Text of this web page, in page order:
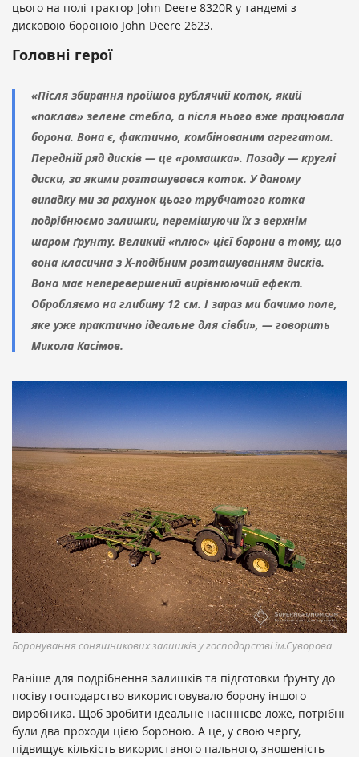
цього на полі трактор John Deere 8320R у тандемі з
дисковою бороною John Deere 2623.
Головні герої
«Після збирання пройшов рублячий коток, який
«поклав» зелене стебло, а після нього вже працювала
борона. Вона є, фактично, комбінованим агрегатом.
Передній ряд дисків — це «ромашка». Позаду — круглі
диски, за якими розташувався коток. У даному
випадку ми за рахунок цього трубчатого котка
подрібнюємо залишки, перемішуючи їх з верхнім
шаром ґрунту. Великий «плюс» цієї борони в тому, що
вона класична з Х-подібним розташуванням дисків.
Вона має неперевершений вирівнюючий ефект.
Обробляємо на глибину 12 см. І зараз ми бачимо поле,
яке уже практично ідеальне для сівби», — говорить
Микола Касімов.
Боронування соняшникових залишків у господарстві ім.Суворова
Раніше для подрібнення залишків та підготовки ґрунту до
посіву господарство використовувало борону іншого
виробника. Щоб зробити ідеальне насіннєве ложе, потрібні
були два проходи цією бороною. А це, у свою чергу,
підвищує кількість використаного пального, зношеність